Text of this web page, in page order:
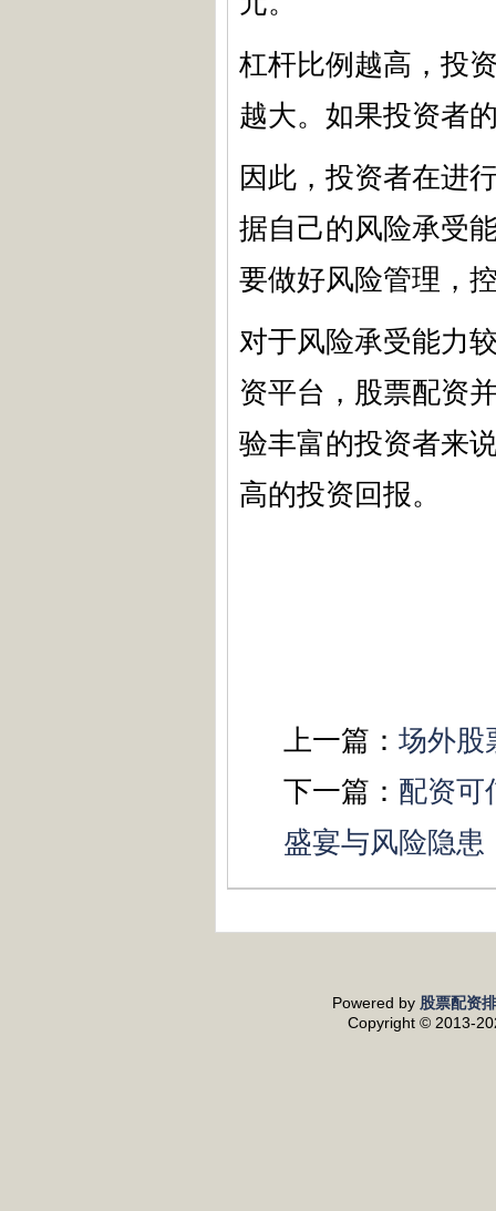
杠杆比例越高，投
越大。如果投资者
因此，投资者在进
据自己的风险承受
要做好风险管理，
对于风险承受能力
资平台，股票配资
验丰富的投资者来
高的投资回报。
上一篇： 场外股
下一篇： 配资可
盛宴与风险隐患
Powered by 股票配资
Copyright © 2013-